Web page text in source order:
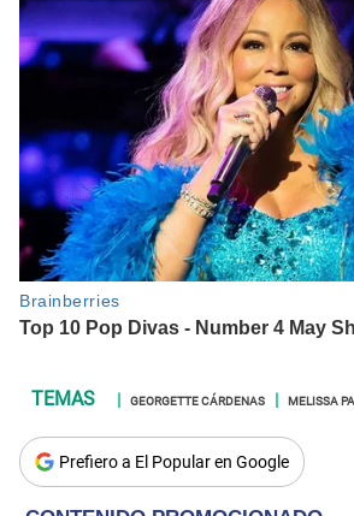
GEORGETTE CÁRDENAS MELISSA
Prefiero a El Popular en Google